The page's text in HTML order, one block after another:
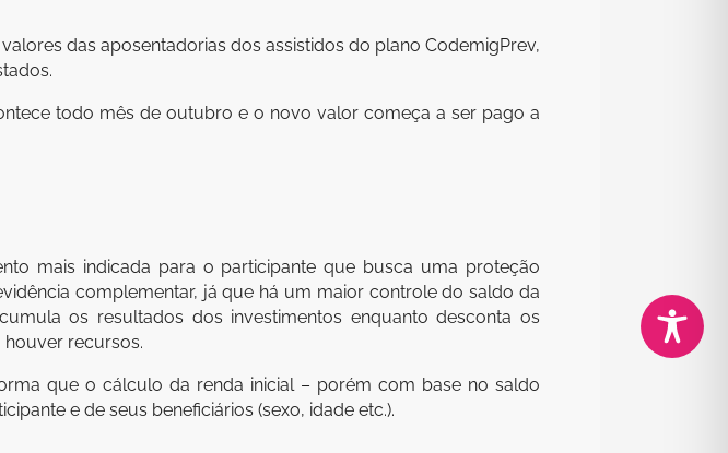
valores das aposentadorias dos assistidos do plano CodemigPrev,
todo mês de outubro e o novo valor começa a ser pago a
mais indicada para o participante que busca uma proteção
complementar, já que há um maior controle do saldo da
os resultados dos investimentos enquanto desconta os
houver recursos.
que o cálculo da renda inicial – porém com base no saldo
e de seus beneficiários (sexo, idade etc.).